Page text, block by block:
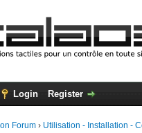
Login Register
Forum › Utilisation - Installation -